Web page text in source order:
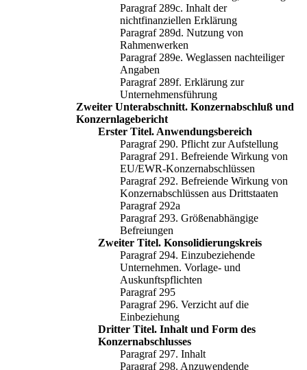
Paragraf 289c. Inhalt der
nichtfinanziellen Erklärung
Paragraf 289d. Nutzung von
Rahmenwerken
Paragraf 289e. Weglassen nachteiliger
Angaben
Paragraf 289f. Erklärung zur
Unternehmensführung
Zweiter Unterabschnitt. Konzernabschluß und
Konzernlagebericht
Erster Titel. Anwendungsbereich
Paragraf 290. Pflicht zur Aufstellung
Paragraf 291. Befreiende Wirkung von
EU/EWR-Konzernabschlüssen
Paragraf 292. Befreiende Wirkung von
Konzernabschlüssen aus Drittstaaten
Paragraf 292a
Paragraf 293. Größenabhängige
Befreiungen
Zweiter Titel. Konsolidierungskreis
Paragraf 294. Einzubeziehende
Unternehmen. Vorlage- und
Auskunftspflichten
Paragraf 295
Paragraf 296. Verzicht auf die
Einbeziehung
Dritter Titel. Inhalt und Form des
Konzernabschlusses
Paragraf 297. Inhalt
Paragraf 298. Anzuwendende